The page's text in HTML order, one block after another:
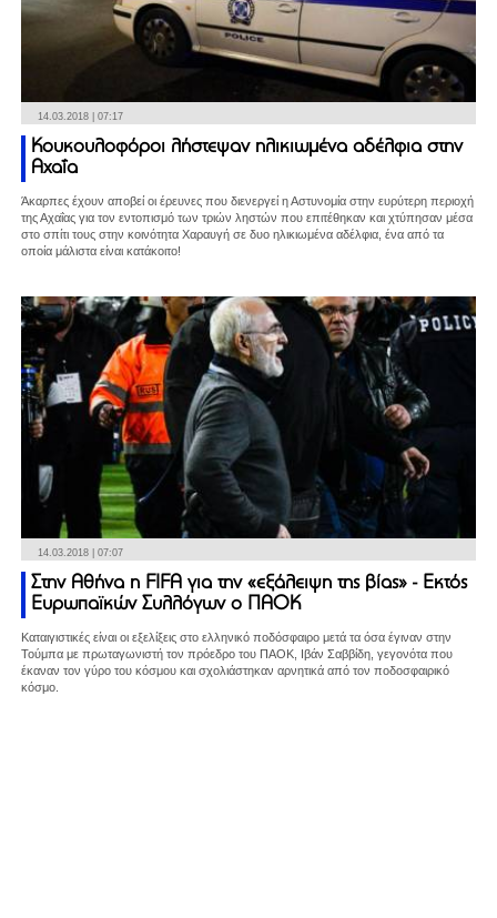
14.03.2018 | 07:17
Κουκουλοφόροι λήστεψαν ηλικιωμένα αδέλφια στην
Αχαΐα
Άκαρπες έχουν αποβεί οι έρευνες που διενεργεί η Αστυνομία στην ευρύτερη περιοχή
της Αχαΐας για τον εντοπισμό των τριών ληστών που επιτέθηκαν και χτύπησαν μέσα
στο σπίτι τους στην κοινότητα Χαραυγή σε δυο ηλικιωμένα αδέλφια, ένα από τα
οποία μάλιστα είναι κατάκοιτο!
14.03.2018 | 07:07
Στην Αθήνα η FIFA για την «εξάλειψη της βίας» - Εκτός
Ευρωπαϊκών Συλλόγων ο ΠΑΟΚ
Καταιγιστικές είναι οι εξελίξεις στο ελληνικό ποδόσφαιρο μετά τα όσα έγιναν στην
Τούμπα με πρωταγωνιστή τον πρόεδρο του ΠΑΟΚ, Ιβάν Σαββίδη, γεγονότα που
έκαναν τον γύρο του κόσμου και σχολιάστηκαν αρνητικά από τον ποδοσφαιρικό
κόσμο.